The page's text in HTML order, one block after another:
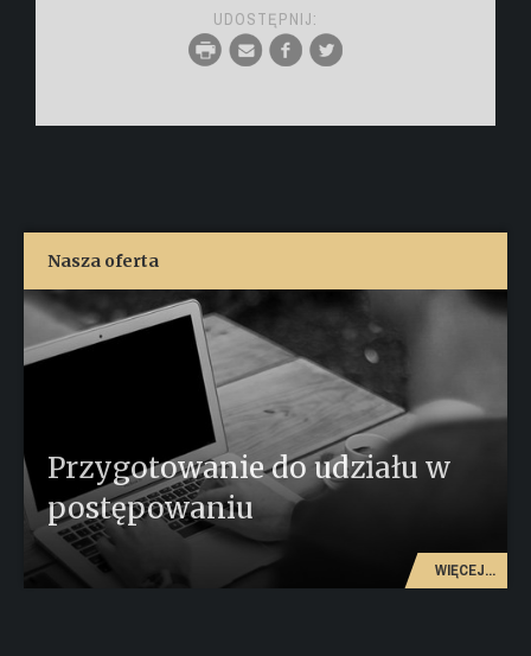
UDOSTĘPNIJ:
Nasza oferta
Przygotowanie do udziału w
postępowaniu
WIĘCEJ...